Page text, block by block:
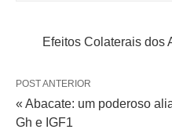
Efeitos Colaterais dos
POST ANTERIOR
« Abacate: um poderoso
Gh e IGF1